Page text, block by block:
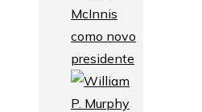
McInnis
como novo
presidente